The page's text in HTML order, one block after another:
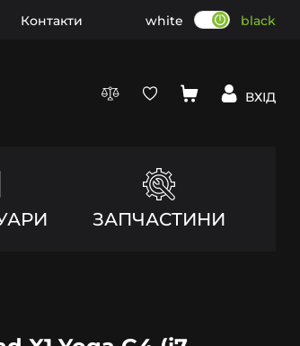
Контакти white black
ВХІД
ЗАПЧАСТИНИ